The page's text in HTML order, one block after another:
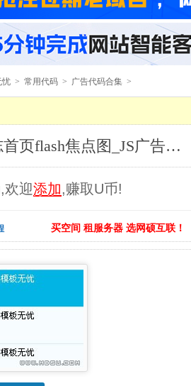
忧 > 常用代码 > 广告代码合集 >
94-Zcom电子杂志首页flash焦点图_JS广告代码合集
欢迎添加,赚取U币!
买空间 租服务器 选网硕互联！